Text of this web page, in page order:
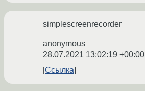
simplescreenrecorder
anonymous
28.07.2021 13:02:19 +00:00
Ссылка